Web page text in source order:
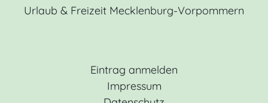
Urlaub & Freizeit Mecklenburg-Vorpommern
Eintrag anmelden
Impressum